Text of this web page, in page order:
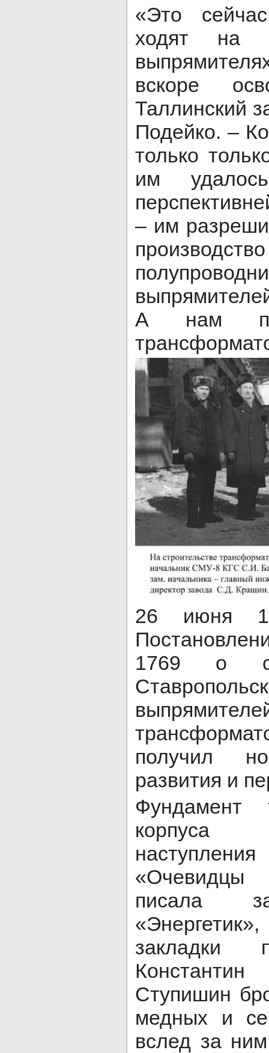
«Это
ходят на
вскоре
Таллинский
Подейко. –
только
им
– им
производство
А нам
26 июня
1769 о
получил
развития и
Фундамент
«Очевидцы
писала
закладки
Ступишин
медных и
вслед за